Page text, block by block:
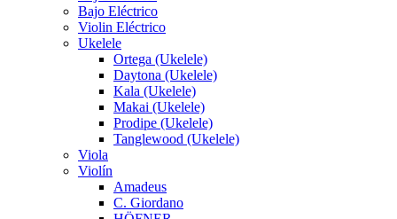
Bajo Eléctrico
Violin Eléctrico
Ukelele
Ortega (Ukelele)
Daytona (Ukelele)
Kala (Ukelele)
Makai (Ukelele)
Prodipe (Ukelele)
Tanglewood (Ukelele)
Viola
Violín
Amadeus
C. Giordano